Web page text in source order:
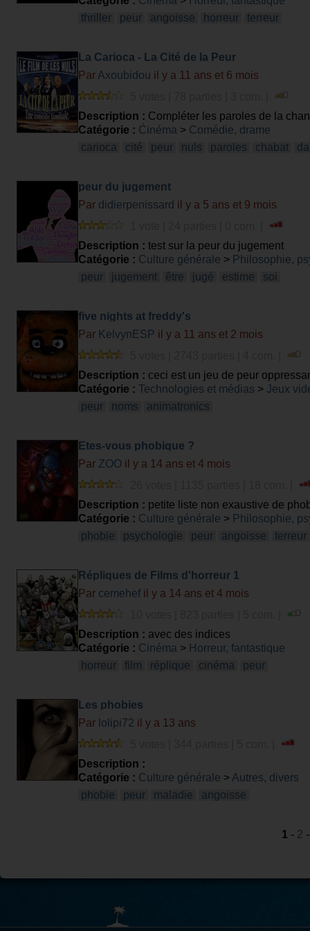
thriller
peur angoisse horreur terreur
La Carioca - La Cité de la Peur
Par Axoubidou il y a 11 ans et 6 mois
Description : Compléter les paroles de la
culte : La Cité de la Peur (de les Nuls)
Catégorie : Cinéma > Comédie, drame
carioca
cité peur nuls paroles chabat
peur du jugement
Par didierpenissard il y a 5 ans et 9 mois
Description : test sur la peur du jugement
Catégorie : Culture générale > Philosophie,
peur
jugement être jugé estime soi
five nights at freddy's
Par KelvynESP il y a 11 ans et 2 mois
Description : ceci est un jeu de peur
Catégorie : Technologies et médias > Jeux
peur
noms animatronics
Etes-vous phobique ?
Par ZOO il y a 14 ans et 4 mois
Description : petite liste non exaustive de
Catégorie : Culture générale > Philosophie,
phobie
psychologie peur angoisse terreur
Répliques de Films d'horreur 1
Par cemehef il y a 14 ans et 4 mois
Description : avec des indices
Catégorie : Cinéma > Horreur, fantastique
horreur
film réplique cinéma peur
Les phobies
Par lolipi72 il y a 13 ans
Description :
Catégorie : Culture générale > Autres, divers
phobie
peur maladie angoisse
1 - 2